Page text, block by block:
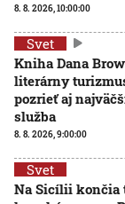
8. 8. 2026, 10:00:00
Svet
Kniha Dana
literárny
pozrieť aj
služba
8. 8. 2026, 9:00:00
Svet
Na Sicílii končia